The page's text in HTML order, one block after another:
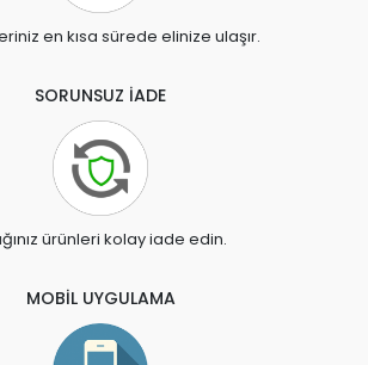
en kısa sürede elinize ulaşır.
SORUNSUZ İADE
ürünleri kolay iade edin.
MOBİL UYGULAMA